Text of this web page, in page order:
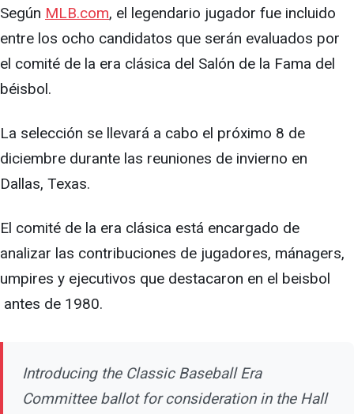
Según MLB.com, el legendario jugador fue incluido
entre los ocho candidatos que serán evaluados por
el comité de la era clásica del Salón de la Fama del
béisbol.
La selección se llevará a cabo el próximo 8 de
diciembre durante las reuniones de invierno en
Dallas, Texas.
El comité de la era clásica está encargado de
analizar las contribuciones de jugadores, mánagers,
umpires y ejecutivos que destacaron en el beisbol
antes de 1980.
Introducing the Classic Baseball Era
Committee ballot for consideration in the Hall